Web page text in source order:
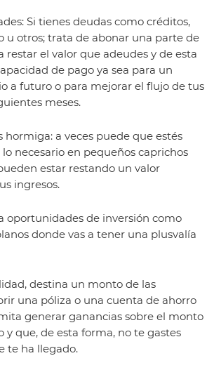
Si tienes deudas como créditos,
u otros; trata de abonar una parte de
restar el valor que adeudes y de esta
de pago ya sea para un
a futuro o para mejorar el flujo de tus
meses.
hormiga: a veces puede que estés
necesario en pequeños caprichos
estar restando un valor
ingresos.
oportunidades de inversión como
donde vas a tener una plusvalía
destina un monto de las
una póliza o una cuenta de ahorro
generar ganancias sobre el monto
y que, de esta forma, no te gastes
te ha llegado.